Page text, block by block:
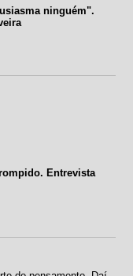
ninguém".
Entrevista